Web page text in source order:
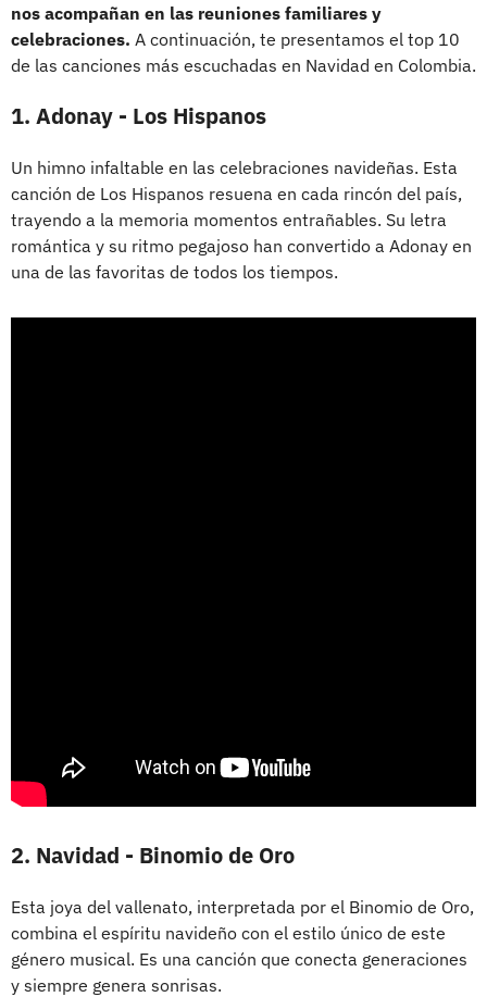
nos acompañan en las reuniones familiares y
celebraciones. A continuación, te presentamos el top 10
de las canciones más escuchadas en Navidad en Colombia.
1. Adonay - Los Hispanos
Un himno infaltable en las celebraciones navideñas. Esta
canción de Los Hispanos resuena en cada rincón del país,
trayendo a la memoria momentos entrañables. Su letra
romántica y su ritmo pegajoso han convertido a Adonay en
una de las favoritas de todos los tiempos.
2. Navidad - Binomio de Oro
Esta joya del vallenato, interpretada por el Binomio de Oro,
combina el espíritu navideño con el estilo único de este
género musical. Es una canción que conecta generaciones
y siempre genera sonrisas.